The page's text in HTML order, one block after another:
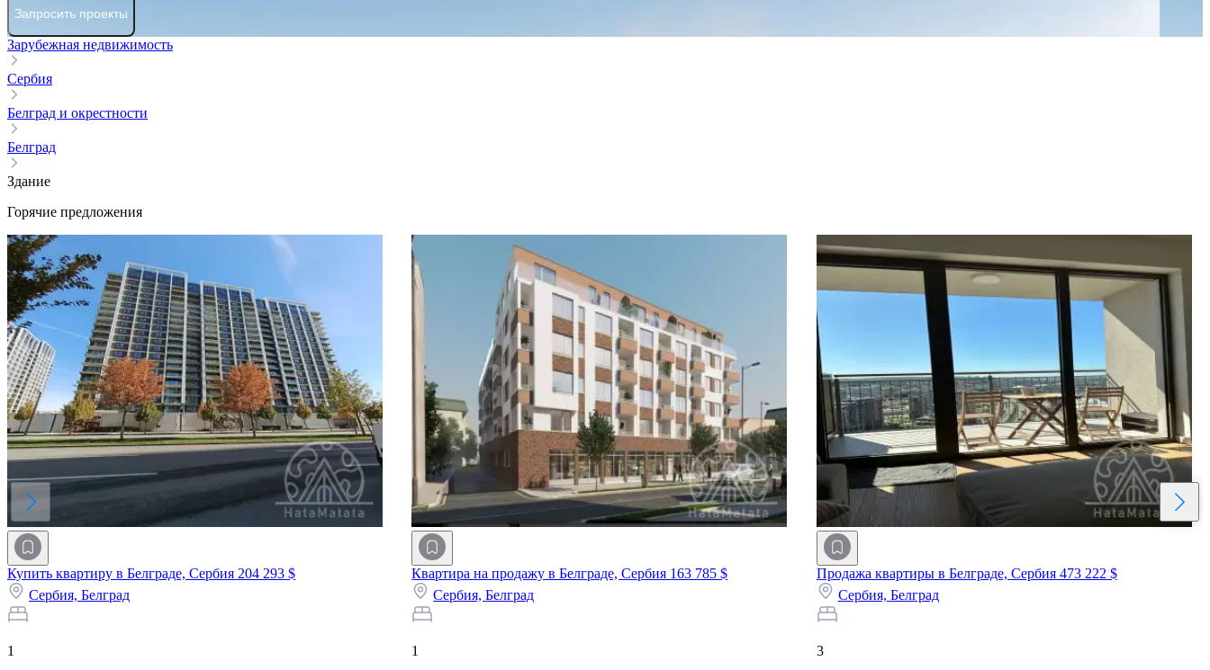
Запросить проекты
Зарубежная недвижимость
Сербия
Белград и окрестности
Белград
Здание
Горячие предложения
Купить квартиру в Белграде, Сербия 204 293 $
Сербия, Белград
1
Квартира на продажу в Белграде, Сербия 163 785 $
Сербия,Белград
1
Продажа квартиры в Белграде, Сербия 473 222 $
Сербия, Белград
3